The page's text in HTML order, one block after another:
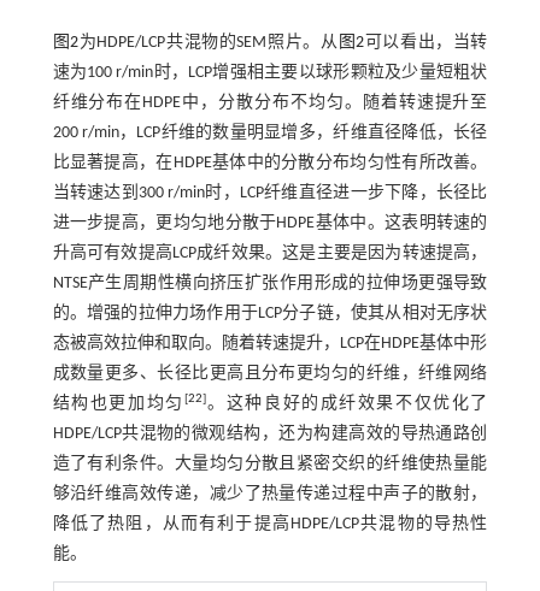
图2为HDPE/LCP共混物的SEM照片。从 图2 可以看出，当转
速为100 r/min时，LCP增强相主要以球形颗粒及少量短粗状
纤维分布在HDPE中，分散分布不均匀。随着转速提升至
200 r/min，LCP纤维的数量明显增多，纤维直径降低，长径
比显著提高，在HDPE基体中的分散分布均匀性有所改善。
当转速达到300 r/min时，LCP纤维直径进一步下降，长径比
进一步提高，更均匀地分散于HDPE基体中。这表明转速的
升高可有效提高LCP成纤效果。这是主要是因为转速提高，
NTSE产生周期性横向挤压扩张作用形成的拉伸场更强导致
的。增强的拉伸力场作用于LCP分子链，使其从相对无序状
态被高效拉伸和取向。随着转速提升，LCP在HDPE基体中形
成数量更多、长径比更高且分布更均匀的纤维，纤维网络
结构也更加均匀 [22]。这种良好的成纤效果不仅优化了
HDPE/LCP共混物的微观结构，还为构建高效的导热通路创
造了有利条件。大量均匀分散且紧密交织的纤维使热量能
够沿纤维高效传递，减少了热量传递过程中声子的散射，
降低了热阻，从而有利于提高HDPE/LCP共混物的导热性
能。